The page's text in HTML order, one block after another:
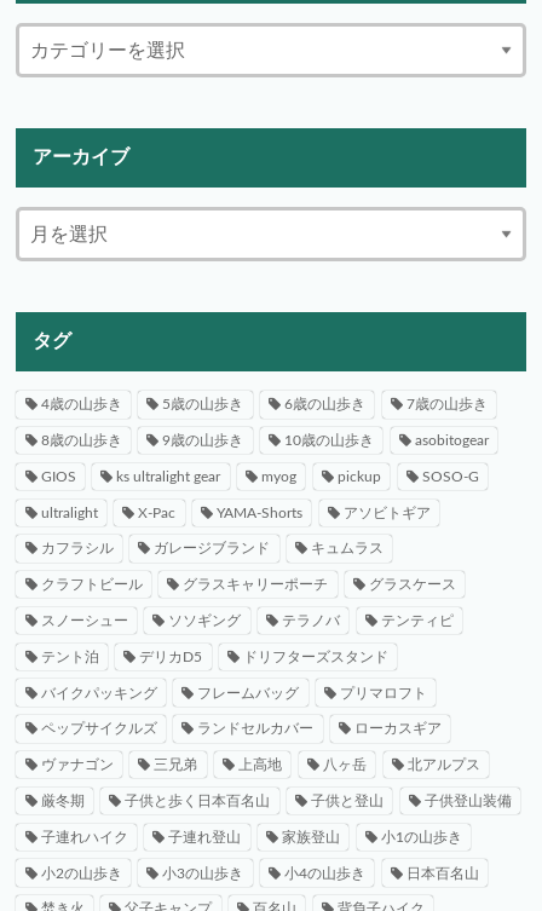
アーカイブ
タグ
4歳の山歩き 5歳の山歩き 6歳の山歩き 7歳の山歩き
8歳の山歩き 9歳の山歩き 10歳の山歩き asobitogear
GIOS ks ultralight gear myog pickup SOSO-G
ultralight X-Pac YAMA-Shorts アソビトギア
カフラシル ガレージブランド キュムラス
クラフトビール グラスキャリーポーチ グラスケース
スノーシュー ソソギング テラノバ テンティピ
テント泊 デリカD5 ドリフターズスタンド
バイクパッキング フレームバッグ プリマロフト
ペップサイクルズ ランドセルカバー ローカスギア
ヴァナゴン 三兄弟 上高地 八ヶ岳 北アルプス
厳冬期 子供と歩く日本百名山 子供と登山 子供登山装備
子連れハイク 子連れ登山 家族登山 小1の山歩き
小2の山歩き 小3の山歩き 小4の山歩き 日本百名山